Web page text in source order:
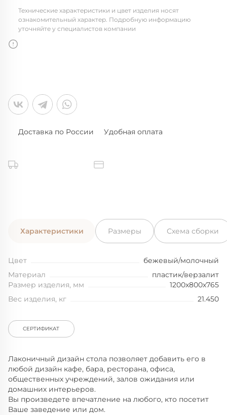
Технические характеристики и цвет изделия носят
ознакомительный характер. Подробную информацию
уточняйте у специалистов компании
Доставка по России Удобная оплата
Характеристики Размеры Схема сборки
Цвет
бежевый/молочный
Материал
пластик/верзалит
Размер изделия, мм
1200x800x765
Вес изделия, кг
21.450
СЕРТИФИКАТ
Лаконичный дизайн cтола позволяет добавить его в
любой дизайн кафе, бара, ресторана, офиса,
общественных учреждений, залов ожидания или
домашних интерьеров.
Вы произведете впечатление на любого, кто посетит
Ваше заведение или дом.